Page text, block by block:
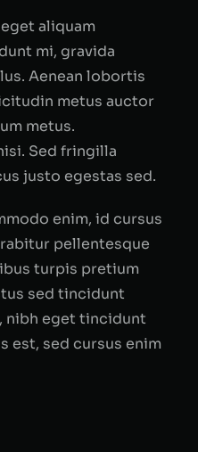
aliquam
mi, gravida
Aenean lobortis
metus auctor
metus.
Sed fringilla
justo egestas sed.
enim, id cursus
pellentesque
turpis pretium
sed tincidunt
nibh eget tincidunt
est, sed cursus enim